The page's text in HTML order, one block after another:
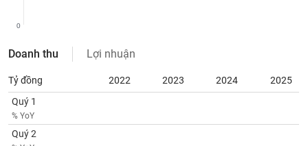
0
Doanh thu Lợi nhuận
Tỷ đồng 2022 2023 2024
2025
Quý 1
% YoY
Quý 2
TRUYỀN
TIỆN